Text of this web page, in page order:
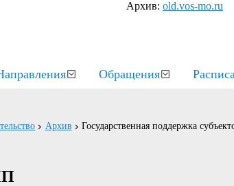
Архив: old.vos-mo.ru
Обращения
Архив Государственная поддержка